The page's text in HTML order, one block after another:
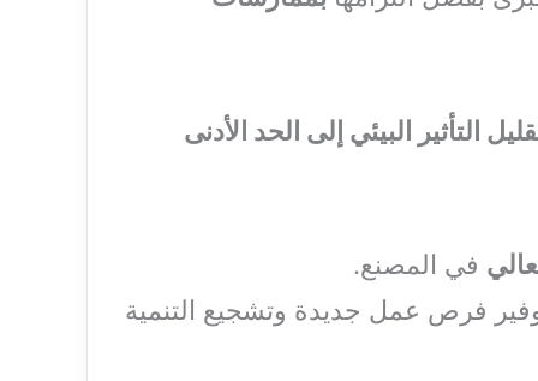
التأثير البيئي إلى الحد الأدنى
في المصنع.
فرص عمل جديدة وتشجيع التنمية